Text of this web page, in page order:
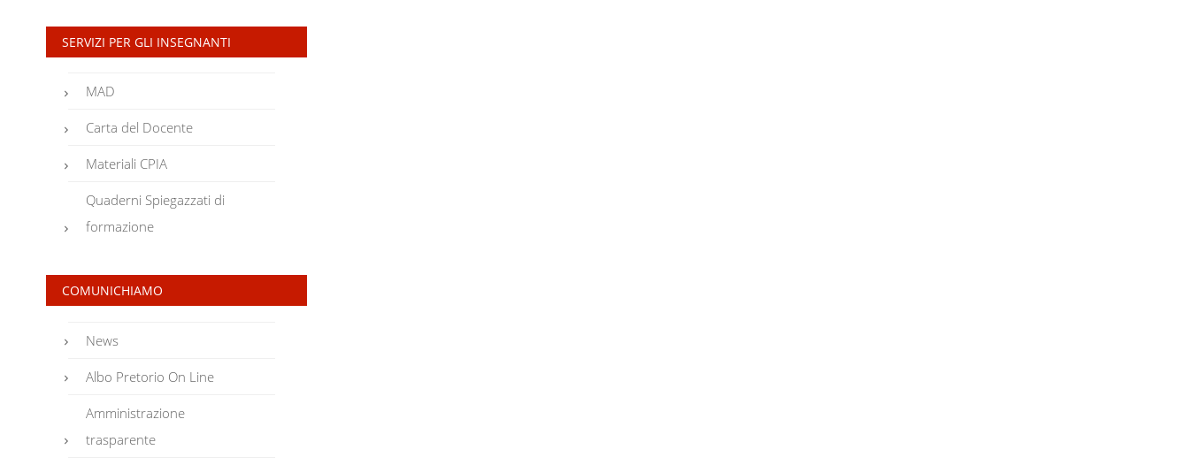
SERVIZI PER GLI INSEGNANTI
MAD
Carta del Docente
Materiali CPIA
Quaderni Spiegazzati di
formazione
COMUNICHIAMO
News
Albo Pretorio On Line
Amministrazione
trasparente